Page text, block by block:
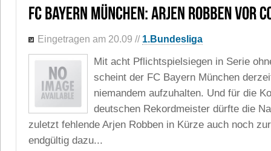
Eingetragen am 20.09 // 1.Bundesliga
Mit acht Pflichtspielsiegen in Serie
scheint der FC Bayern München
niemandem aufzuhalten. Und für die
deutschen Rekordmeister dürfte die
zuletzt fehlende Arjen Robben in Kürze auch noch
endgültig dazu...